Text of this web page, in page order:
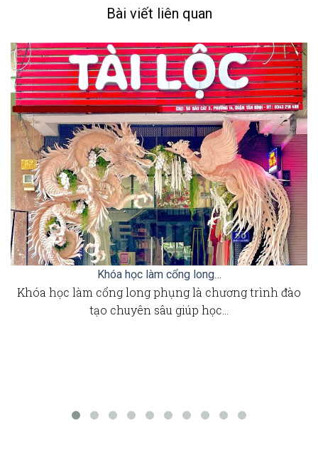
Bài viết liên quan
Khóa học làm cổng long…
Khóa học làm cổng long phụng là chương trình đào
tạo chuyên sâu giúp học…